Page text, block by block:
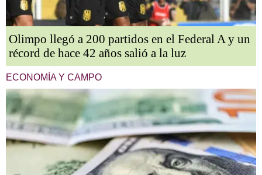
Olimpo llegó a 200 partidos en el Federal A y un
récord de hace 42 años salió a la luz
ECONOMÍA Y CAMPO